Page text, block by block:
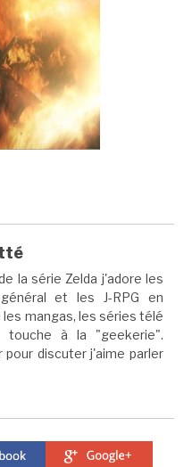
la série Zelda j'adore les
et les J-RPG en
les mangas, les séries télé
à la "geekerie".
discuter j'aime parler